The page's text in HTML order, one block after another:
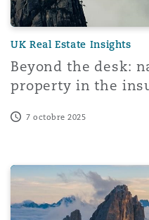
UK Real Estate Insights
Beyond the desk:
property in the
7 octobre 2025
When, and how, can an